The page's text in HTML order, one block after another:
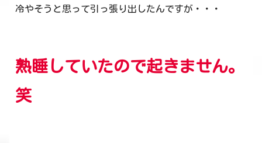
冷やそうと思って引っ張り出したんですが・・・
熟睡していたので起きません。
笑